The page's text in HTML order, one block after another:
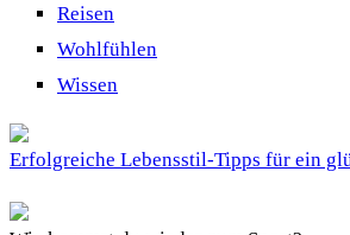
Reisen
Wohlfühlen
Wissen
Erfolgreiche Lebensstil-Tipps für ein